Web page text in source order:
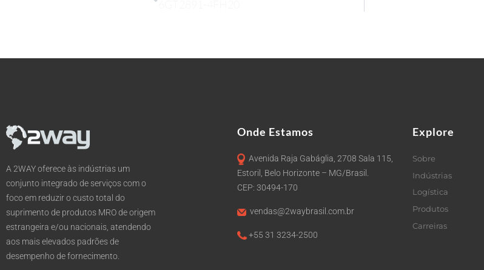
A 2WAY oferece às indústrias um
conjunto integrado de serviços com o
foco em reduzir o custo total do
suprimento de produtos MRO de origem
estrangeira e/ou nacionais, atendendo
aos mais elevados padrões de
desempenho de fornecimento.
Onde Estamos
Avenida Raja Gabáglia, 2708 Sala 115,
Estoril, Belo Horizonte – MG/Brasil.
CEP: 30494-170
vendas@2waybrasil.com.br
+55 31 3234-2500
Explore
Sobre
Indústrias
Logística
Produtos
Carreiras